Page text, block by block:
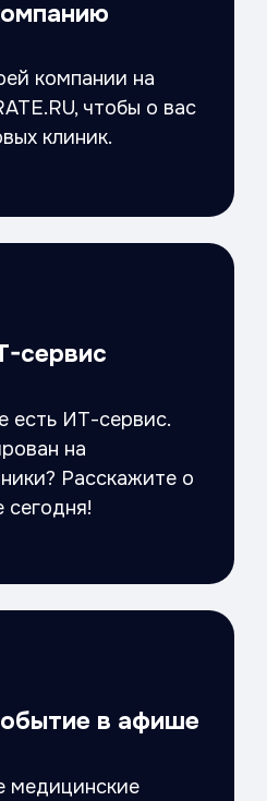
компании на
чтобы о вас
клиник.
сервис
есть ИТ-сервис.
на
Расскажите о
в афише
медицинские